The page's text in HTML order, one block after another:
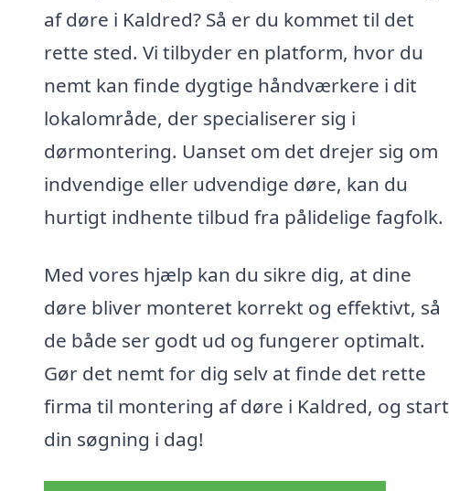
af døre i Kaldred? Så er du kommet til det
rette sted. Vi tilbyder en platform, hvor du
nemt kan finde dygtige håndværkere i dit
lokalområde, der specialiserer sig i
dørmontering. Uanset om det drejer sig om
indvendige eller udvendige døre, kan du
hurtigt indhente tilbud fra pålidelige fagfolk.
Med vores hjælp kan du sikre dig, at dine
døre bliver monteret korrekt og effektivt, så
de både ser godt ud og fungerer optimalt.
Gør det nemt for dig selv at finde det rette
firma til montering af døre i Kaldred, og start
din søgning i dag!